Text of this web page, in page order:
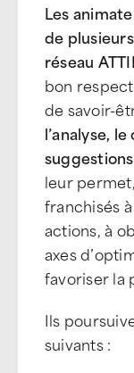
Les
de
réseau
bon
de savoir-
l’analyse,
leur
franchisés
actions, à
axes
favoriser la
Ils
suivants :